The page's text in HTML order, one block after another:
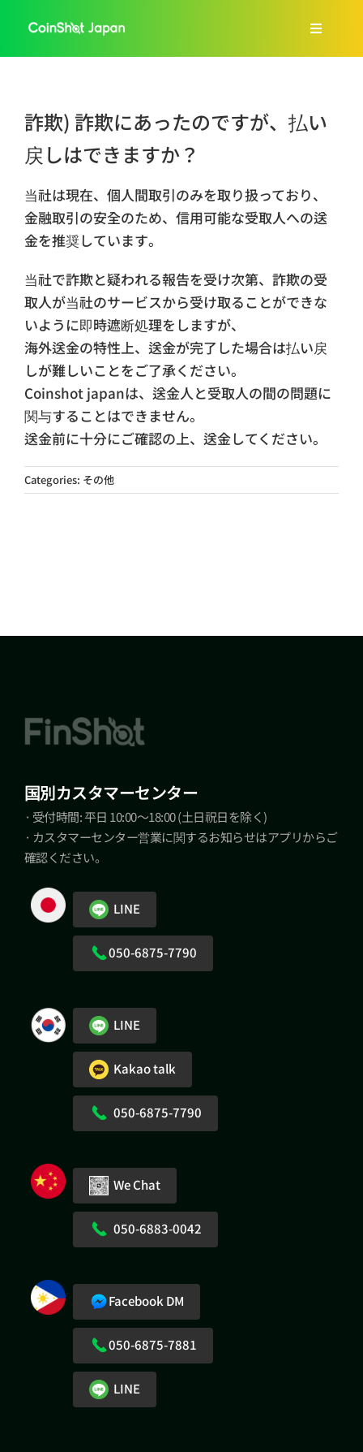
content
Toggle
会社紹介
サービス案内
FAQs
ブログ
日本語
詐欺) 詐欺にあったのですが、払い
戻しはできますか？
当社は現在、個人間取引のみを取り扱っており、
金融取引の安全のため、信用可能な受取人への送
金を推奨しています。
当社で詐欺と疑われる報告を受け次第、詐欺の受
取人が当社のサービスから受け取ることができな
いように即時遮断処理をしますが、
海外送金の特性上、送金が完了した場合は払い戻
しが難しいことをご了承ください。
Coinshot japanは、送金人と受取人の間の問題に
関与することはできません。
送金前に十分にご確認の上、送金してください。
Categories: その他
国別カスタマーセンター
· 受付時間: 平日 10:00～18:00 (土日祝日を除く)
· カスタマーセンター営業に関するお知らせはアプリからご
確認ください。
LINE
050-6875-7790
LINE
Kakao talk
050-6875-7790
We Chat
050-6883-0042
Facebook DM
050-6875-7881
LINE